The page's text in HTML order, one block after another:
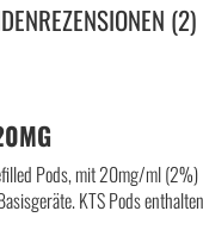
(2)
Pods, mit 20mg/ml (2%)
KTS Pods